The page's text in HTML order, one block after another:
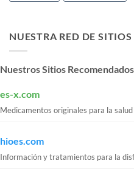
NUESTRA RED DE SITIOS
Nuestros Sitios Recomendados
es-x.com
Medicamentos originales para la
hioes.com
Información y tratamientos para la